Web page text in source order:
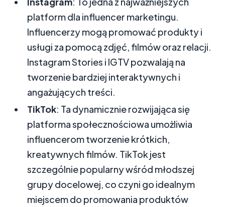
platform dla influencer marketingu.
Influencerzy mogą promować produkty i
usługi za pomocą zdjęć, filmów oraz relacji.
Instagram Stories i IGTV pozwalają na
tworzenie bardziej interaktywnych i
angażujących treści.
TikTok: Ta dynamicznie rozwijająca się
platforma społecznościowa umożliwia
influencerom tworzenie krótkich,
kreatywnych filmów. TikTok jest
szczególnie popularny wśród młodszej
grupy docelowej, co czyni go idealnym
miejscem do promowania produktów